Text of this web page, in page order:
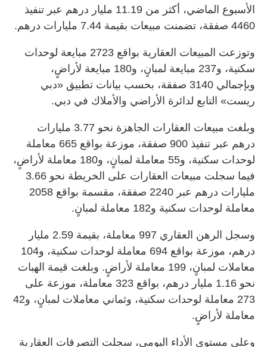
الأسبوع الماضي، أكثر من 11.19 مليار درهم عبر تنفيذ
4460 صفقة، تضمنت مبيعات بقيمة 7.44 مليارات درهم.
وتوزعت المبيعات العقارية بواقع 2723 مبايعة لوحدات
سكنية، و237 مبايعة لمبانٍ، و180 مبايعة لأراضٍ،
وبإجمالي 3140 صفقة، بحسب بيانات تطبيق «دبي
ريست» التابع لدائرة الأراضي والأملاك في دبي.
وبلغت مبيعات العقارات الجاهزة نحو 3.77 مليارات
درهم عبر تنفيذ 900 صفقة، موزعة بواقع 665 معاملة
لوحدات سكنية، و55 معاملة لمبانٍ، و180 معاملة لأراضٍ،
فيما سجلت مبيعات العقارات على الخريطة نحو 3.66
مليارات درهم عبر 2240 صفقة، مقسمة بواقع 2058
معاملة لوحدات سكنية و182 معاملة لمبانٍ.
وسجل الرهن العقاري 997 معاملة، بقيمة 2.59 مليار
درهم، موزعة بواقع 694 معاملة لوحدات سكنية، و104
معاملات لمبانٍ، 199 معاملة لأراضٍ. وبلغت قيمة الهبات
نحو 1.16 مليار درهم، بواقع 323 معاملة، موزعة على
273 معاملة لوحدات سكنية، وثماني معاملات لمبانٍ، و42
معاملة لأراضٍ.
وعلى مستوى الأداء اليومي، سجلت التصرفات العقارية